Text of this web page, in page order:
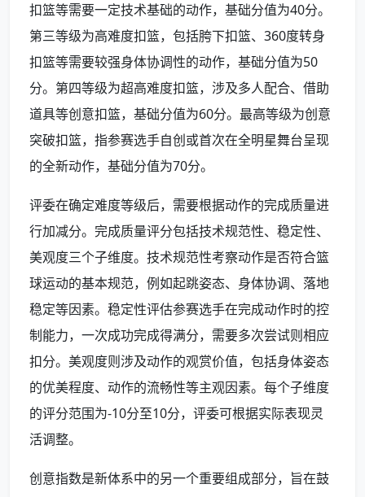
扣篮等需要一定技术基础的动作，基础分值为40分。
第三等级为高难度扣篮，包括胯下扣篮、360度转身
扣篮等需要较强身体协调性的动作，基础分值为50
分。第四等级为超高难度扣篮，涉及多人配合、借助
道具等创意扣篮，基础分值为60分。最高等级为创意
突破扣篮，指参赛选手自创或首次在全明星舞台呈现
的全新动作，基础分值为70分。
评委在确定难度等级后，需要根据动作的完成质量进
行加减分。完成质量评分包括技术规范性、稳定性、
美观度三个子维度。技术规范性考察动作是否符合篮
球运动的基本规范，例如起跳姿态、身体协调、落地
稳定等因素。稳定性评估参赛选手在完成动作时的控
制能力，一次成功完成得满分，需要多次尝试则相应
扣分。美观度则涉及动作的观赏价值，包括身体姿态
的优美程度、动作的流畅性等主观因素。每个子维度
的评分范围为-10分至10分，评委可根据实际表现灵
活调整。
创意指数是新体系中的另一个重要组成部分，旨在鼓